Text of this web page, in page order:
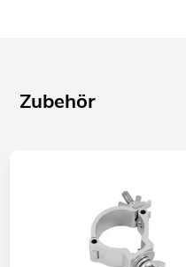
Zubehör